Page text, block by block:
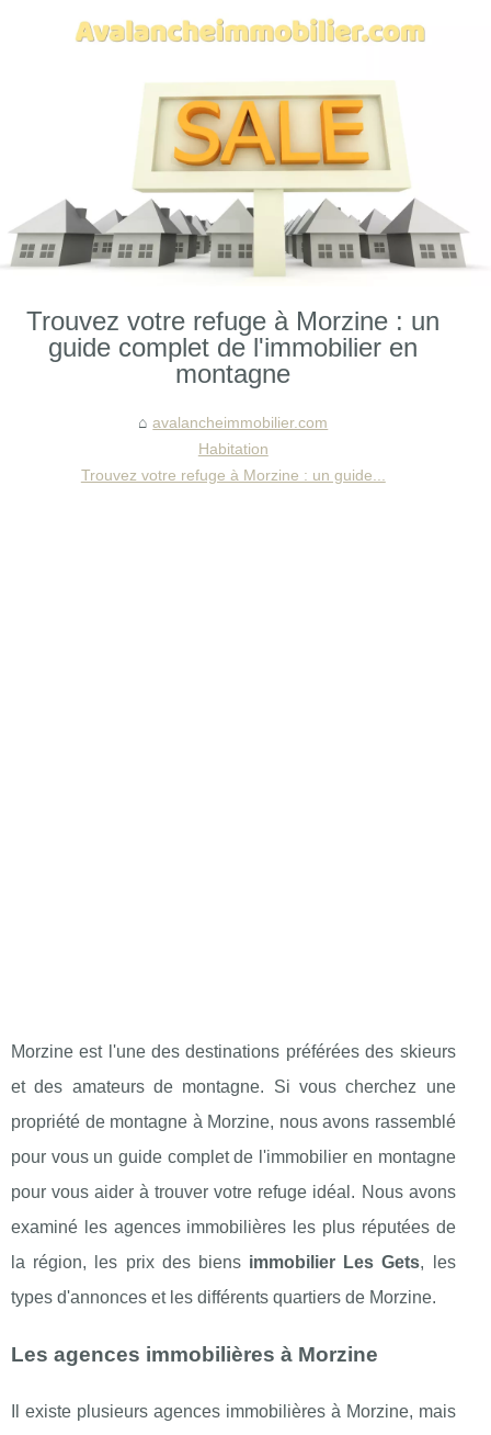
Trouvez votre refuge à Morzine : un
guide complet de l'immobilier en
montagne
avalancheimmobilier.com
Habitation
Trouvez votre refuge à Morzine : un guide...
Morzine est l'une des destinations préférées des skieurs
et des amateurs de montagne. Si vous cherchez une
propriété de montagne à Morzine, nous avons rassemblé
pour vous un guide complet de l'immobilier en montagne
pour vous aider à trouver votre refuge idéal. Nous avons
examiné les agences immobilières les plus réputées de
la région, les prix des biens immobilier Les Gets, les
types d'annonces et les différents quartiers de Morzine.
Les agences immobilières à Morzine
Il existe plusieurs agences immobilières à Morzine, mais